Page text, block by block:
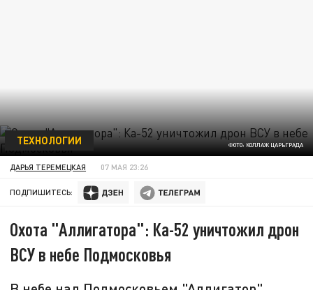
ФОТО: КОЛЛАЖ ЦАРЬГРАДА
ТЕХНОЛОГИИ
ДАРЬЯ ТЕРЕМЕЦКАЯ 07 МАЯ 23:26
ПОДПИШИТЕСЬ:
Охота "Аллигатора": Ка-52 уничтожил дрон
ВСУ в небе Подмосковья